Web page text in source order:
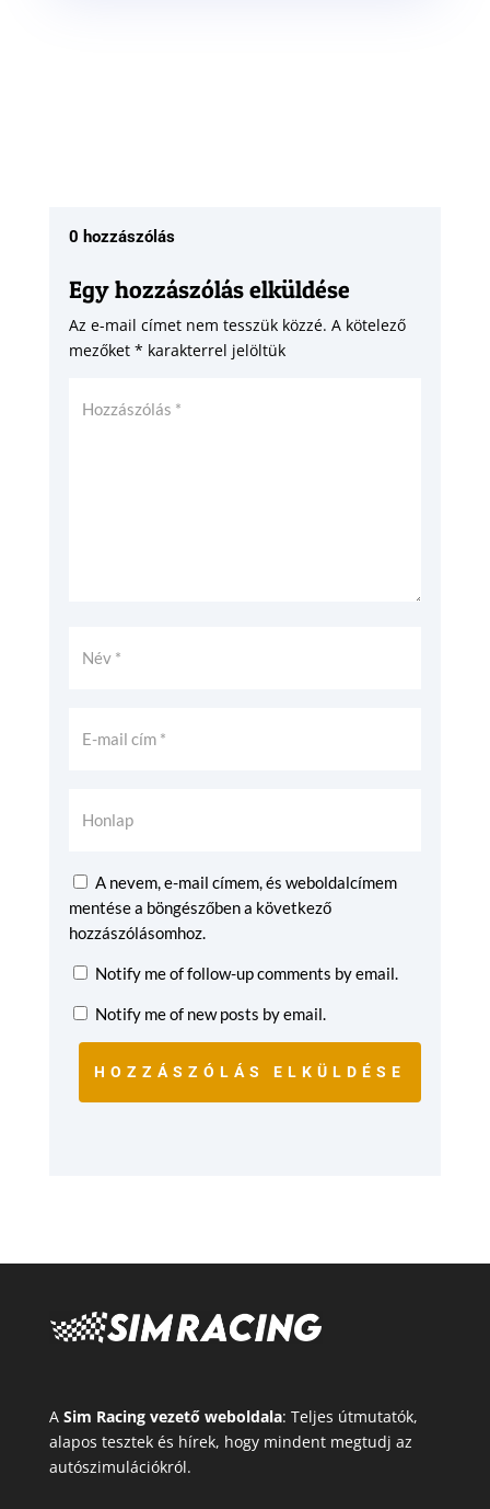
0 hozzászólás
Egy hozzászólás elküldése
Az e-mail címet nem tesszük közzé. A kötelező
mezőket * karakterrel jelöltük
A nevem, e-mail címem, és weboldalcímem
mentése a böngészőben a következő
hozzászólásomhoz.
Notify me of follow-up comments by email.
Notify me of new posts by email.
HOZZÁSZÓLÁS ELKÜLDÉSE
A Sim Racing vezető weboldala: Teljes útmutatók,
alapos tesztek és hírek, hogy mindent megtudj az
autószimulációkról.